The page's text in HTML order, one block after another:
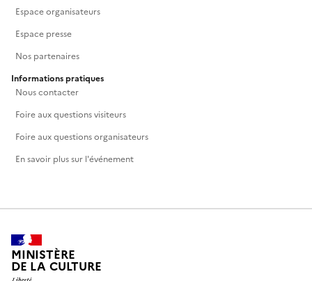
Espace organisateurs
Espace presse
Nos partenaires
Informations pratiques
Nous contacter
Foire aux questions visiteurs
Foire aux questions organisateurs
En savoir plus sur l'événement
MINISTÈRE
DE LA CULTURE